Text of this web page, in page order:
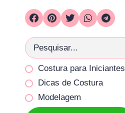
Costura para Iniciantes
Dicas de Costura
Modelagem